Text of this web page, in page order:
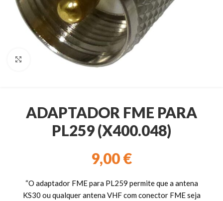
Clique para ampliar
ADAPTADOR FME PARA
PL259 (X400.048)
9,00€
“O adaptador FME para PL259 permite que a antena
KS30 ou qualquer antena VHF com conector FME seja